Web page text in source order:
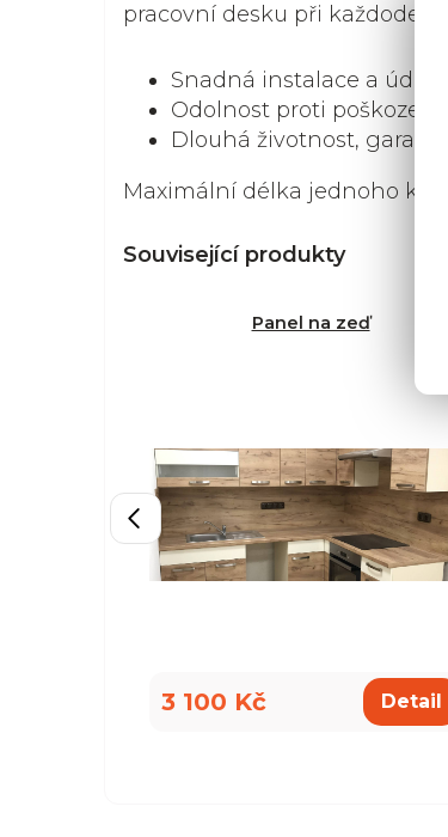
pracovní desku při
Snadná instalace a údržba
Odolnost proti poškození
Dlouhá životnost,
Maximální délka jednoho
Související produkty
Panel na zeď
3 100 Kč Detail